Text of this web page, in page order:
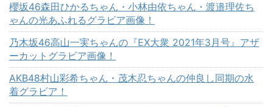
櫻坂46森田ひかるちゃん・小林由依ちゃん・渡邉理佐ち
ゃんの光あふれるグラビア画像！
乃木坂46高山一実ちゃんの『EX大衆 2021年3月号』アザ
ーカットグラビア画像！
AKB48村山彩希ちゃん・茂木忍ちゃんの仲良し同期の水
着グラビア！